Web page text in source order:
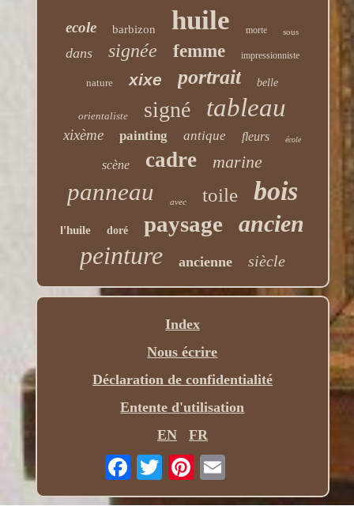
ecole barbizon huile morte sous
dans signée femme impressionniste
nature xixe portrait belle
orientaliste signé tableau
xixème painting antique fleurs école
scène cadre marine
panneau avec toile bois
l'huile doré paysage ancien
peinture ancienne siècle
Index
Nous écrire
Déclaration de confidentialité
Entente d'utilisation
EN
FR